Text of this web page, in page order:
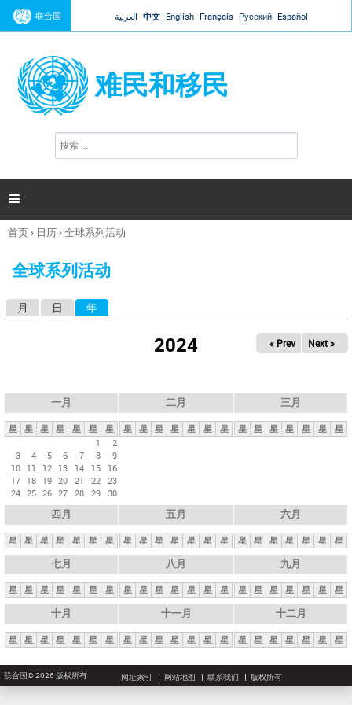
Jump to navigation
联合国 العربية 中文 English Français Русский Español
难民和移民
搜
索

你
这
首页› 日历›全球系列活动
全球系列活动
月 日 年
2024 « Prev Next »
一月
星 星 星 星 星 星
星
1
2
3
4 5 6 7 8
9
10 11 12 13 14 15
16
17 18 19 20 21 22 23
24 25 26 27 28 29 30
二月
星 星 星 星 星 星 星
三月
星 星 星 星 星 星 星
四月
星 星 星 星 星 星 星
五月
星 星 星 星 星 星 星
六月
星 星 星 星 星 星 星
七月
星 星 星 星 星 星 星
八月
星 星 星 星 星 星 星
九月
星 星 星 星 星 星 星
十月
星 星 星 星 星 星 星
十一月
星 星 星 星 星 星 星
十二月
星 星 星 星 星 星 星
联合国© 2026 版权所有 网址索引 网站地图 联系我们 版权所有